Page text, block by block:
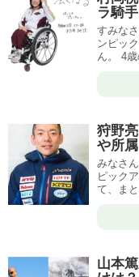
ラ騎
すみな
ンピッ
ん。 4
狩野
や所
みなさ
ピック
て、ま
山本